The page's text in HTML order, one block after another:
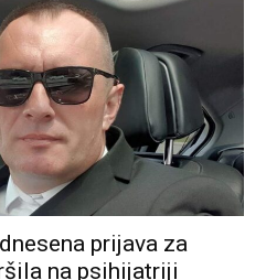
prijava za
na psihijatriji